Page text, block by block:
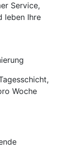
Service,
leben Ihre
Woche